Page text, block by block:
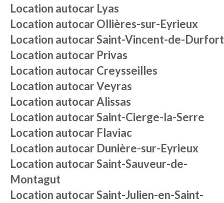
Location autocar Lyas
Location autocarOllières-sur-Eyrieux
Location autocarSaint-Vincent-de-Durfort
Location autocar Privas
Location autocarCreysseilles
Location autocarVeyras
Location autocarAlissas
Location autocarSaint-Cierge-la-Serre
Location autocar Flaviac
Location autocar Dunière-sur-Eyrieux
Location autocarSaint-Sauveur-de-
Montagut
Location autocarSaint-Julien-en-Saint-